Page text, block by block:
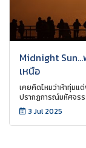
Midnight
เหนือ
เคยคิดไหมว่าห้าทุ่มแ
ปรากฏการณ์มหัศจรร
3 Jul 2025